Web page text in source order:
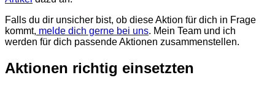
Falls du dir unsicher bist, ob diese Aktion für dich in Frage
kommt, melde dich gerne bei uns. Mein Team und ich
werden für dich passende Aktionen zusammenstellen.
Aktionen richtig einsetzten